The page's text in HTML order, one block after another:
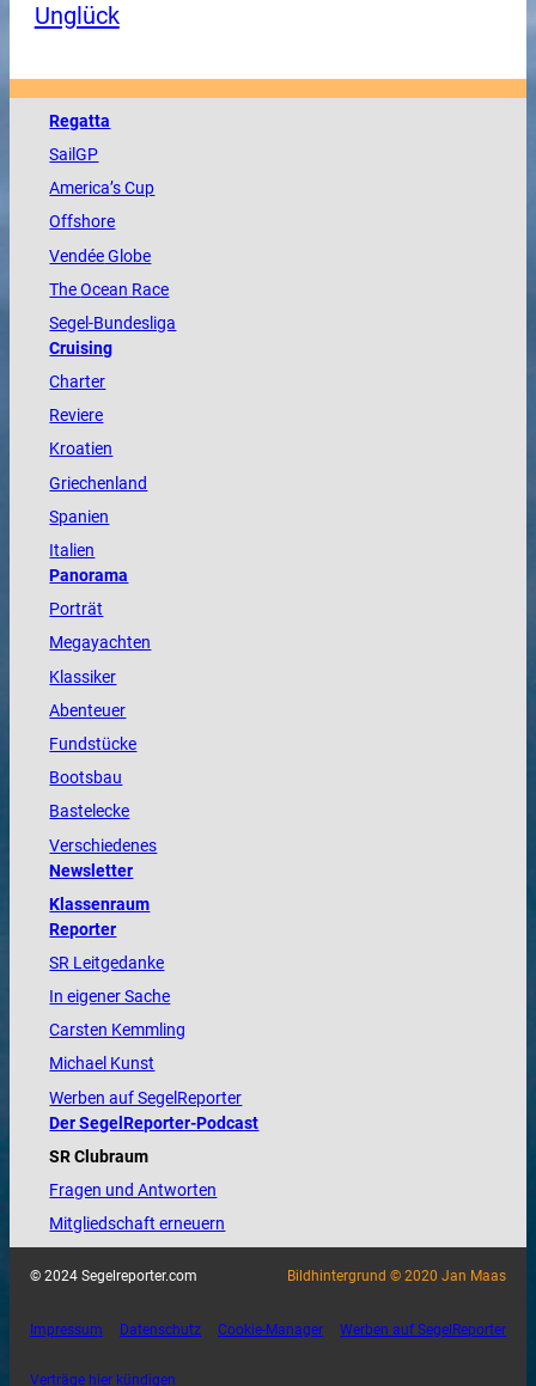
Unglück
Regatta
SailGP
America’s Cup
Offshore
VendéeGlobe
TheOcean Race
Segel-Bundesliga
Cruising
Charter
Reviere
Kroatien
Griechenland
Spanien
Italien
Panorama
Porträt
Megayachten
Klassiker
Abenteuer
Fundstücke
Bootsbau
Bastelecke
Verschiedenes
Newsletter
Klassenraum
Reporter
SR Leitgedanke
In eigener Sache
Carsten Kemmling
Michael Kunst
Werben auf SegelReporter
Der SegelReporter-Podcast
SR Clubraum
Fragen und Antworten
Mitgliedschaft erneuern
© 2024 Segelreporter.com Bildhintergrund © 2020 Jan Maas
Impressum Datenschutz Cookie-Manager Werben auf SegelReporter
Verträge hier kündigen